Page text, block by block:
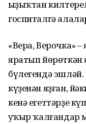
һыҙыҡтан
госпиталгә
«Вера, Верочка»
яратып
бүлегендә
күҙенән яҙған,
кенә егеттәрҙе
һуҡыр ҡалғандар